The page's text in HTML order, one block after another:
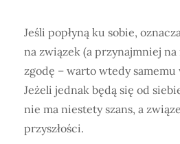
Jeśli popłyną ku sobie,
na związek (a przynajmniej na
zgodę – warto wtedy
Jeżeli jednak będą się od
nie ma niestety szans, a
przyszłości.